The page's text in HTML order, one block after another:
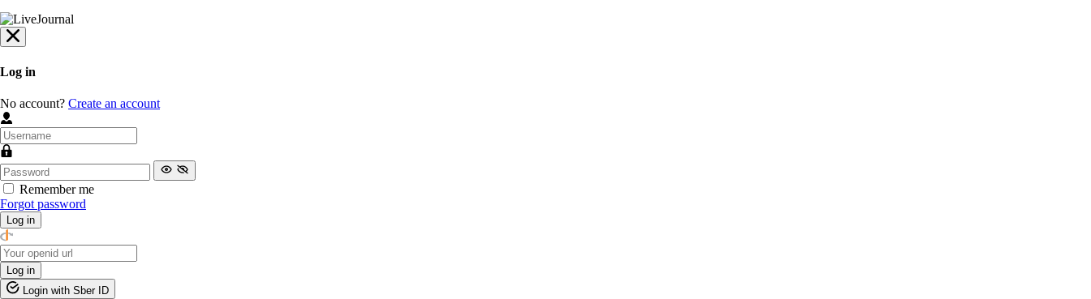
Log in
No account? Create an account
Remember me
Forgot password
Log in
Log in
Login with Sber ID